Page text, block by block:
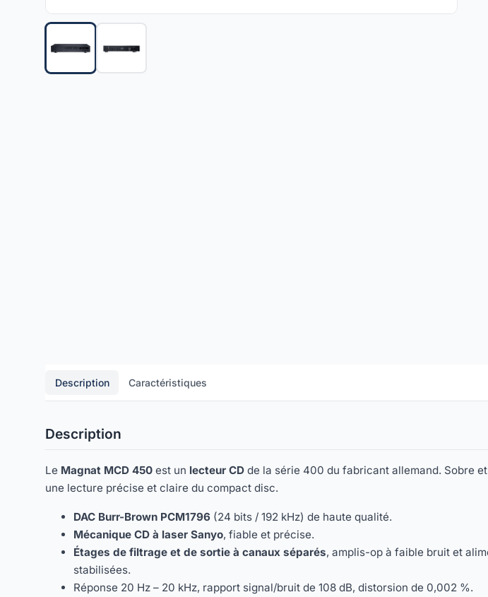
Description Caractéristiques
Description
Le Magnat MCD 450 est un lecteur CD de la série 400 du fabricant allemand. Sobre
une lecture précise et claire du compact disc.
DAC Burr-Brown PCM1796 (24 bits / 192 kHz) de haute qualité.
Mécanique CD à laser Sanyo, fiable et précise.
Étages de filtrage et de sortie à canaux séparés, amplis-op à faible bruit et
stabilisées.
Réponse 20 Hz – 20 kHz, rapport signal/bruit de 108 dB, distorsion de 0,002 %.